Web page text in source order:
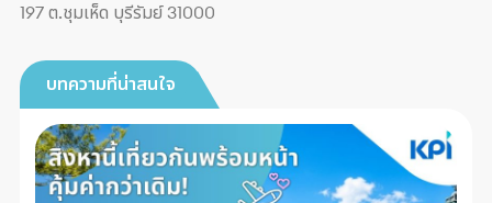
197 ต.ชุมเห็ด บุรีรัมย์ 31000
บทความที่น่าสนใจ